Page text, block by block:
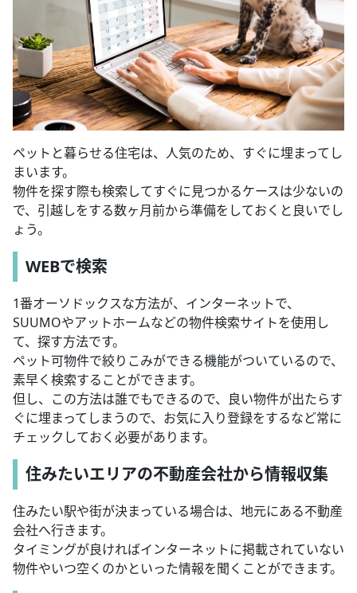
ペットと暮らせる住宅は、人気のため、すぐに埋まってし
まいます。
物件を探す際も検索してすぐに見つかるケースは少ないの
で、引越しをする数ヶ月前から準備をしておくと良いでし
ょう。
WEBで検索
1番オーソドックスな方法が、インターネットで、
SUUMOやアットホームなどの物件検索サイトを使用し
て、探す方法です。
ペット可物件で絞りこみができる機能がついているので、
素早く検索することができます。
但し、この方法は誰でもできるので、良い物件が出たらす
ぐに埋まってしまうので、お気に入り登録をするなど常に
チェックしておく必要があります。
住みたいエリアの不動産会社から情報収集
住みたい駅や街が決まっている場合は、地元にある不動産
会社へ行きます。
タイミングが良ければインターネットに掲載されていない
物件やいつ空くのかといった情報を聞くことができます。